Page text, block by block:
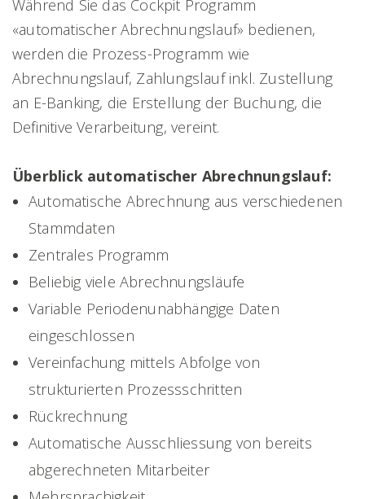
Während Sie das Cockpit Programm
«automatischer Abrechnungslauf» bedienen,
werden die Prozess-Programm wie
Abrechnungslauf, Zahlungslauf inkl. Zustellung
an E-Banking, die Erstellung der Buchung, die
Definitive Verarbeitung, vereint.
Überblick automatischer Abrechnungslauf:
Automatische Abrechnung aus verschiedenen
Stammdaten
Zentrales Programm
Beliebig viele Abrechnungsläufe
Variable Periodenunabhängige Daten
eingeschlossen
Vereinfachung mittels Abfolge von
strukturierten Prozessschritten
Rückrechnung
Automatische Ausschliessung von bereits
abgerechneten Mitarbeiter